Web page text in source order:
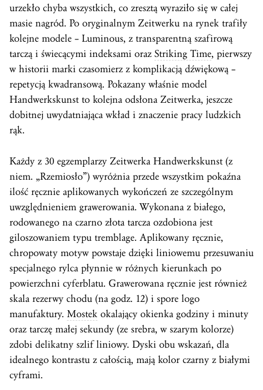
urzekło chyba wszystkich, co zresztą wyraziło się w całej
masie nagród. Po oryginalnym Zeitwerku na rynek trafiły
kolejne modele – Luminous, z transparentną szafirową
tarczą i świecącymi indeksami oraz Striking Time, pierwszy
w historii marki czasomierz z komplikacją dźwiękową –
repetycją kwadransową. Pokazany właśnie model
Handwerkskunst to kolejna odsłona Zeitwerka, jeszcze
dobitnej uwydatniająca wkład i znaczenie pracy ludzkich
rąk.
Każdy z 30 egzemplarzy Zeitwerka Handwerkskunst (z
niem. „Rzemiosło”) wyróżnia przede wszystkim pokaźna
ilość ręcznie aplikowanych wykończeń ze szczególnym
uwzględnieniem grawerowania. Wykonana z białego,
rodowanego na czarno złota tarcza ozdobiona jest
giloszowaniem typu tremblage. Aplikowany ręcznie,
chropowaty motyw powstaje dzięki liniowemu przesuwaniu
specjalnego rylca płynnie w różnych kierunkach po
powierzchni cyferblatu. Grawerowana ręcznie jest również
skala rezerwy chodu (na godz. 12) i spore logo
manufaktury. Mostek okalający okienka godziny i minuty
oraz tarczę małej sekundy (ze srebra, w szarym kolorze)
zdobi delikatny szlif liniowy. Dyski obu wskazań, dla
idealnego kontrastu z całością, mają kolor czarny z białymi
cyframi.